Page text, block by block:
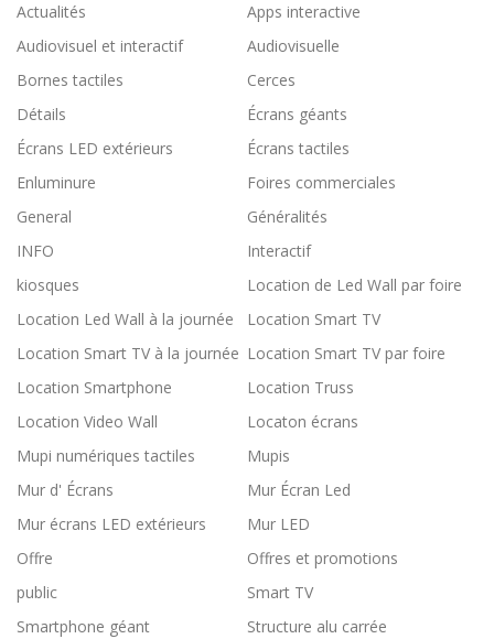
Actualités
Apps interactive
Audiovisuel et interactif
Audiovisuelle
Bornes tactiles
Cerces
Détails
Écrans géants
Écrans LED extérieurs
Écrans tactiles
Enluminure
Foires commerciales
General
Généralités
INFO
Interactif
kiosques
Location de Led Wall par foire
Location Led Wall à la journée
Location Smart TV
Location Smart TV à la journée Location Smart TV par foire
Location Smartphone
Location Truss
Location Video Wall
Locaton écrans
Mupi numériques tactiles
Mupis
Mur d' Écrans
Mur Écran Led
Mur écrans LED extérieurs
Mur LED
Offre
Offres et promotions
public
Smart TV
Smartphone géant
Structure alu carrée